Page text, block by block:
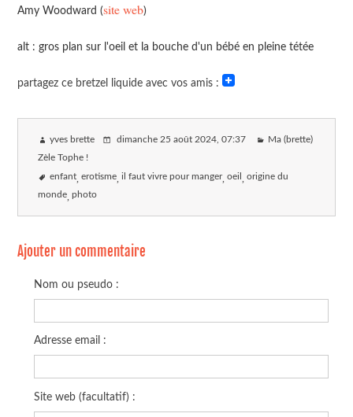
Amy Woodward (site web)
alt : gros plan sur l'oeil et la bouche d'un bébé en pleine tétée
partagez ce bretzel liquide avec vos amis :
yves brette dimanche 25 août 2024, 07:37 Ma (brette)
Zèle Tophe !
enfant erotisme il faut vivre pour manger oeil origine du
monde photo
Ajouter un commentaire
Nom ou pseudo :
Adresse email :
Site web (facultatif) :